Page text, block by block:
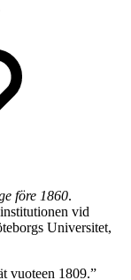
före 1860.
vid
Universitet,
vuoteen 1809.”